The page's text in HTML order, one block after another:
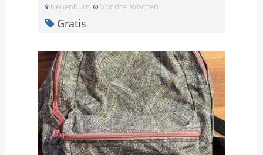
Neuenburg Vor drei Wochen
Gratis